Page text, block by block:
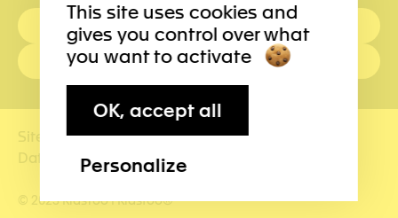
FIRST AID : 144
POLICE: 117
Site map Terms of use
Impressum
Data management
© 2023 KidsToo ¦ Kidstoo®
This site uses cookies and
gives you control over what
you want to activate
OK, accept all
Personalize